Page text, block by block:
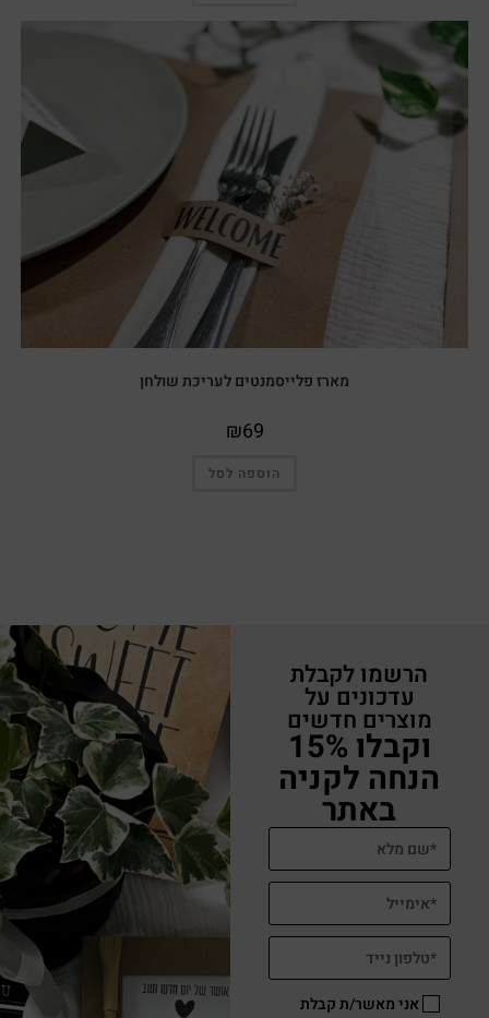
מארז פלייסמנטים לעריכת שולחן
₪69
הוספה לסל
הרשמו לקבלת
עדכונים על
מוצרים חדשים
וקבלו 15%
הנחה לקניה
באתר
אני מאשר/ת קבלת